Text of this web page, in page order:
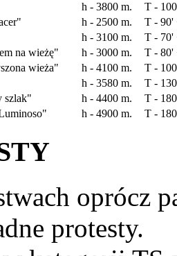
h - 3800 m.
T -
h - 2500 m.
T - 90'
h - 3100 m.
T - 70'
na wieżę" h - 3000 m.
T - 80'
wieża" h - 4100 m.
T -
h - 3580 m.
T -
szlak" h - 4400 m.
T -
h - 4900 m. T -
oprócz
protesty.